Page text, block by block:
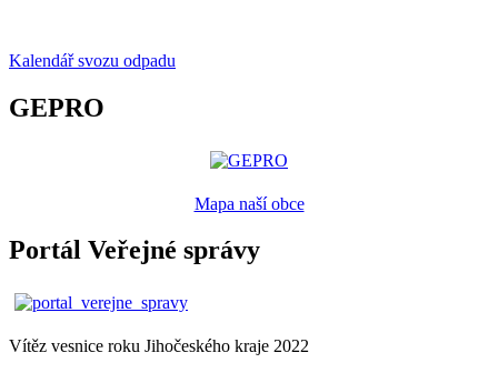
Kalendář svozu odpadu
GEPRO
Mapa naší obce
Portál Veřejné správy
Vítěz vesnice roku Jihočeského kraje 2022